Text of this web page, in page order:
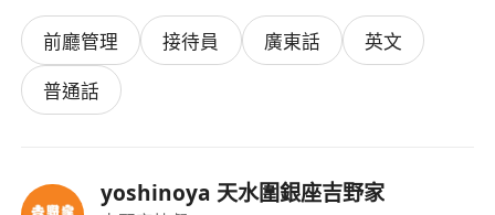
每週工作可2-6天，每天工作4-10小時
前廳管理 接待員 廣東話
英文
普通話
yoshinoya 天水圍銀座吉野家